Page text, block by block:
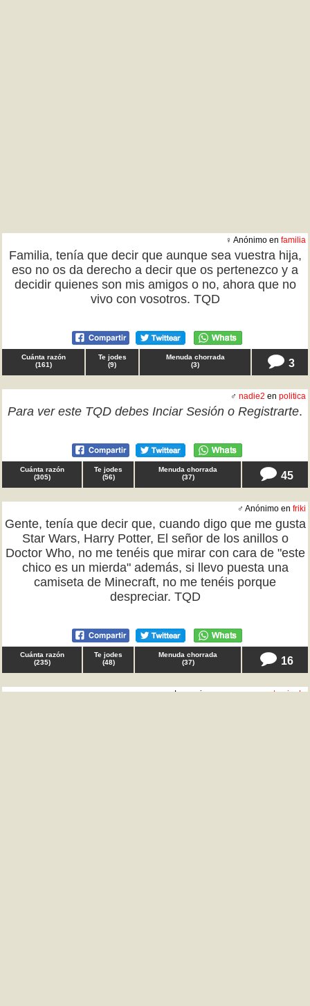
♀ Anónimo en familia
Familia, tenía que decir que aunque sea vuestra hija,
eso no os da derecho a decir que os pertenezco y a
decidir quienes son mis amigos o no, ahora que no
vivo con vosotros. TQD
Cuánta razón
(161)
Te jodes
(9)
Menuda chorrada
(3) 3
♂ nadie2 en politica
Para ver este TQD debes Inciar Sesión o Registrarte.
Cuánta razón
(305)
Te jodes
(56)
Menuda chorrada
(37) 45
♂ Anónimo en friki
Gente, tenía que decir que, cuando digo que me gusta
Star Wars, Harry Potter, El señor de los anillos o
Doctor Who, no me tenéis que mirar con cara de "este
chico es un mierda" además, si llevo puesta una
camiseta de Minecraft, no me tenéis porque
despreciar. TQD
Cuánta razón
(235)
Te jodes
(48)
Menuda chorrada
(37) 16
♂ La oveja negra encomportamiento